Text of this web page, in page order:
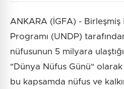
ANKARA (İGFA) - Birleşmiş
Programı (UNDP)
nüfusunun 5 milyara
"Dünya Nüfus Günü" olarak
bu kapsamda nüfus ve